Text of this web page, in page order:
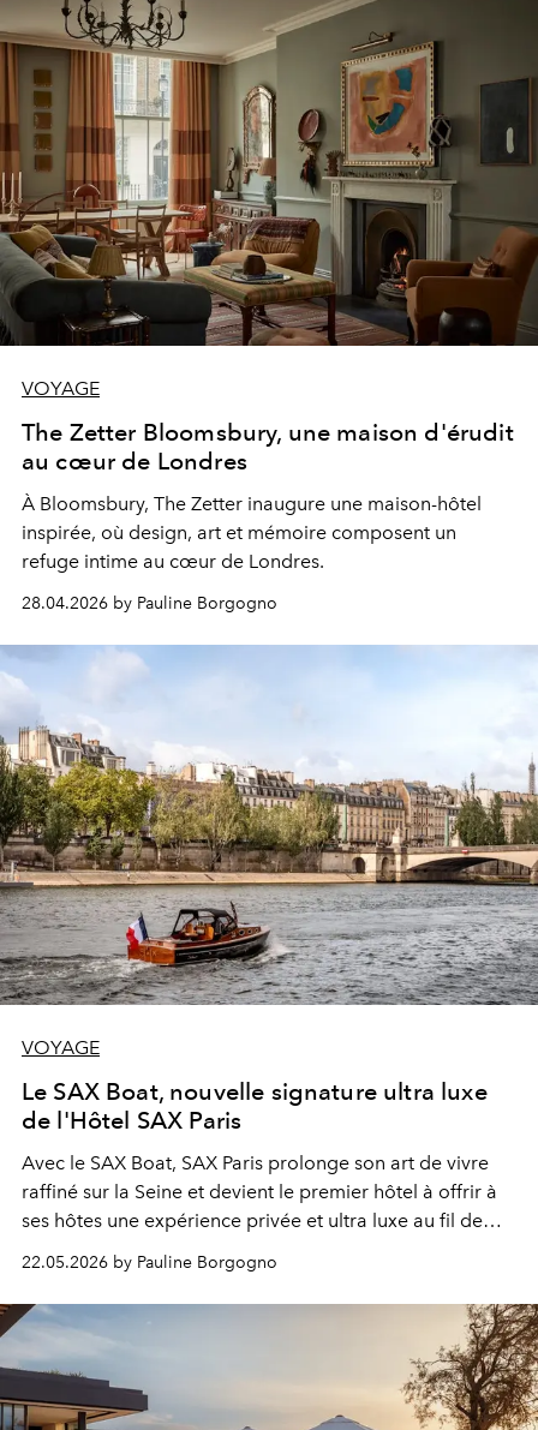
VOYAGE
The Zetter Bloomsbury, une maison d'érudit
au cœur de Londres
À Bloomsbury, The Zetter inaugure une maison-hôtel
inspirée, où design, art et mémoire composent un
refuge intime au cœur de Londres.
28.04.2026 by Pauline Borgogno
VOYAGE
Le SAX Boat, nouvelle signature ultra luxe
de l'Hôtel SAX Paris
Avec le SAX Boat, SAX Paris prolonge son art de vivre
raffiné sur la Seine et devient le premier hôtel à offrir à
ses hôtes une expérience privée et ultra luxe au fil de
22.05.2026 by Pauline Borgogno